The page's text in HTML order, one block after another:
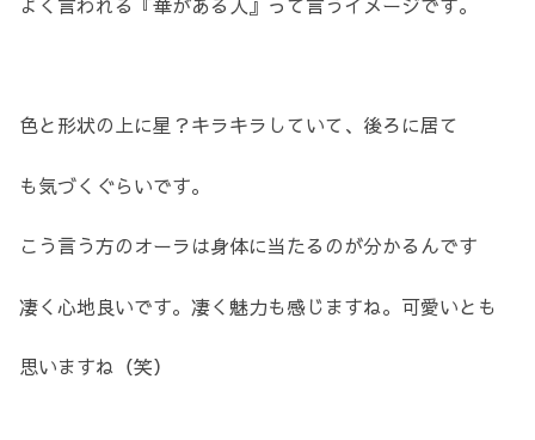
色と形状の上に星？キラキラしていて、後ろに居て
も気づくぐらいです。
こう言う方のオーラは身体に当たるのが分かるんです
凄く心地良いです。凄く魅力も感じますね。可愛いとも
思いますね（笑）